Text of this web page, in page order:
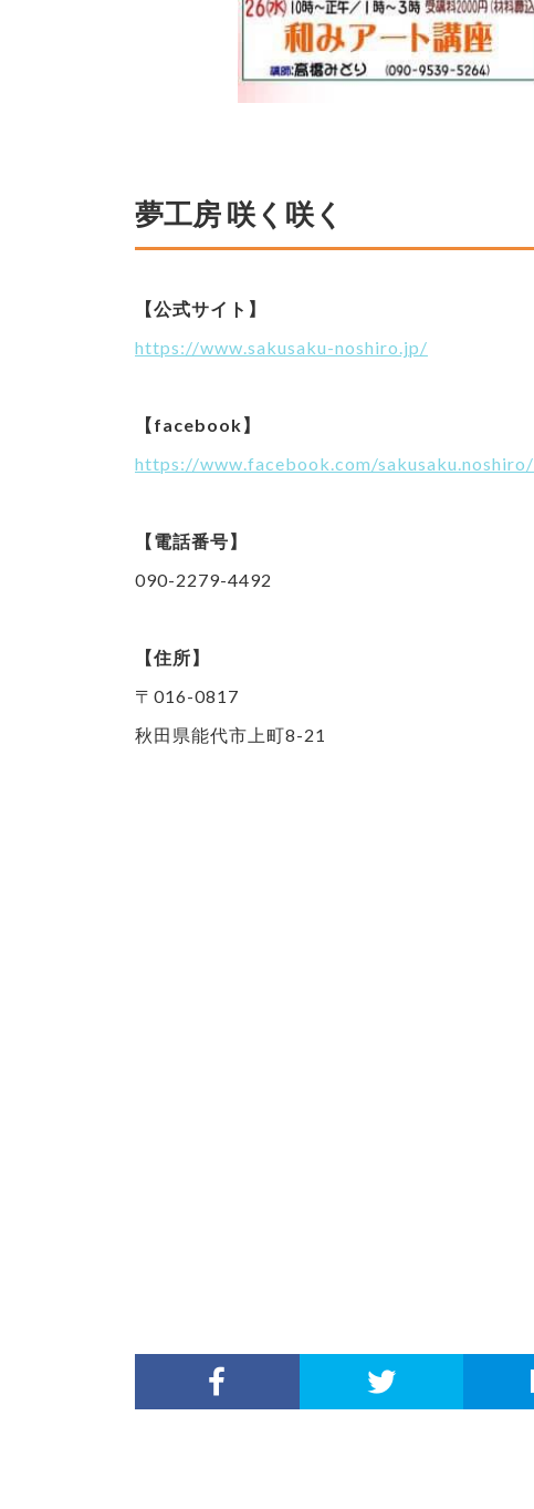
夢工房 咲く咲く
【公式サイト】
https://www.sakusaku-noshiro.jp/
【facebook】
https://www.facebook.com/sakusaku.noshiro/
【電話番号】
090-2279-4492
【住所】
〒016-0817
秋田県能代市上町8-21